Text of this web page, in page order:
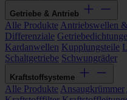
Getriebe & Antrieb
Alle Produkte Antriebswellen
Differenziale
Kardanwellen Kupplungsteile
Schaltgetriebe Schwungräder
Kraftstoffsysteme
Alle Produkte Ansaugkrümmer